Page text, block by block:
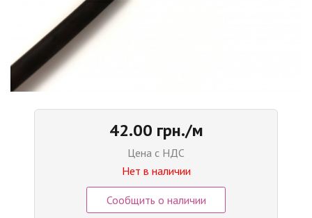
42.00 грн./м
Цена с НДС
Нет в наличии
Сообщить о наличии